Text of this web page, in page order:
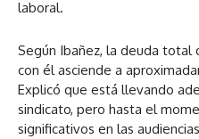
laboral.
Según Ibañez, la deuda
con él asciende a
Explicó que está llevando
sindicato, pero hasta el
significativos en las